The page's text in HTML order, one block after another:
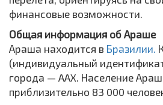
финансовые возможности.
Общая информация об Араше
Араша находится в Бразилии.
(индивидуальный
города — AAX. Население
приблизительно 83 000